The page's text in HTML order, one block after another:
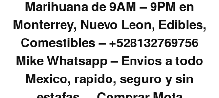
Marihuana de 9AM – 9PM en
Monterrey, Nuevo Leon, Edibles,
Comestibles – +528132769756
Mike Whatsapp – Envios a todo
Mexico, rapido, seguro y sin